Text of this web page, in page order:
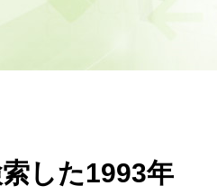
した1993年